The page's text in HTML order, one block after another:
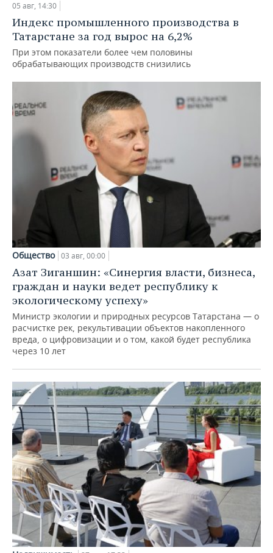
05 авг, 14:30
Индекс промышленного производства в
Татарстане за год вырос на 6,2%
При этом показатели более чем половины
обрабатывающих производств снизились
Общество 03 авг, 00:00
Азат Зиганшин: «Синергия власти, бизнеса,
граждан и науки ведет республику к
экологическому успеху»
Министр экологии и природных ресурсов Татарстана — о
расчистке рек, рекультивации объектов накопленного
вреда, о цифровизации и о том, какой будет республика
через 10 лет